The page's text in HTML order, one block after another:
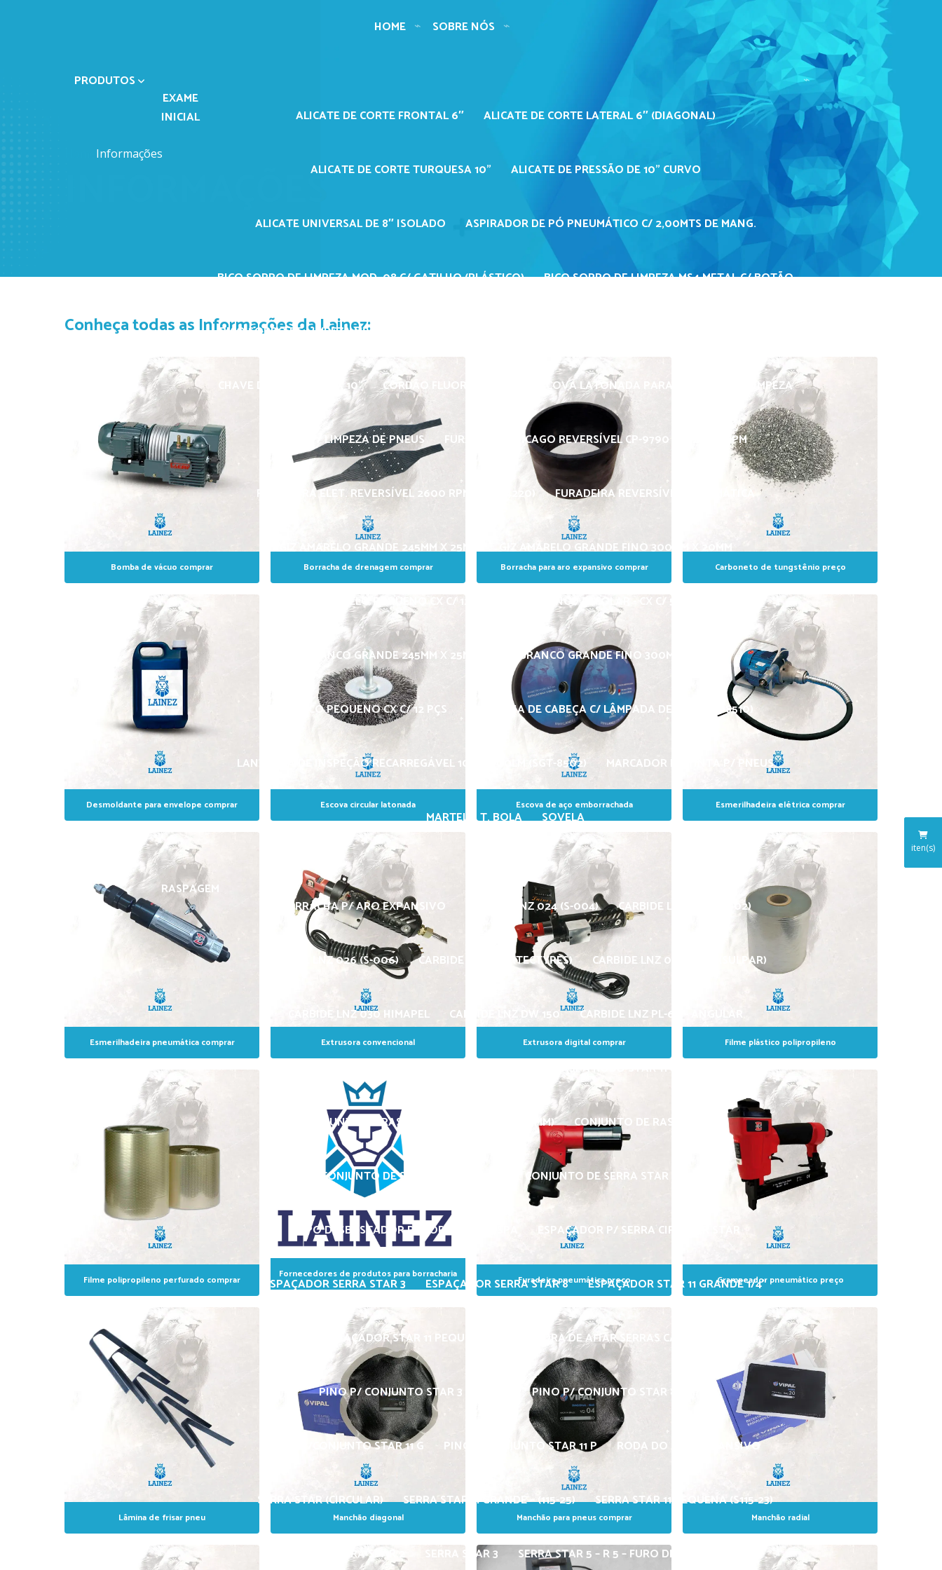
HOME SOBRE NÓS
PRODUTOS
EXAME
INICIAL
ALICATE DE CORTE FRONTAL 6″ ALICATE DE CORTE LATERAL 6″ (DIAGONAL)
ALICATE DE CORTE TURQUESA 10" ALICATE DE PRESSÃO DE 10" CURVO
ALICATE UNIVERSAL DE 8″ ISOLADO ASPIRADOR DE PÓ PNEUMÁTICO C/ 2,00MTS DE MANG.
BICO SOPRO DE LIMPEZA MOD. 08 C/ GATILHO (PLÁSTICO) BICO SOPRO DE LIMPEZA MS4 METAL C/ BOTÃO
BICO SOPRO DE LIMPEZA MS4 METAL C/ BOTÃO (PLÁSTICO)
CHAVE DE FENDA 3/8" X 10" CORDÃO FLUORESCENTE ESCOVA LATONADA PARA MÁQUINA DE LIMPEZA
ESPUMA P/ LIMPEZA DE PNEUS FURADEIRA CHICAGO REVERSÍVEL CP-9790 - C/ 2000 RPM
FURADEIRA ELET. REVERSÍVEL 2600 RPM (PWR-4220) FURADEIRA REVERSÍVEL PNEUMÁTICA
GIZ AMARELO GRANDE 245MM X 25MM GIZ AMARELO GRANDE FINO 300MM X 20MM
GIZ AMARELO PEQUENO CX C/ 12 PÇS GIZ BRANCO ESCOLAR - CX C/ 50 UNID
GIZ BRANCO GRANDE 245MM X 25MM GIZ BRANCO GRANDE FINO 300MM X 20MM
GIZ BRANCO PEQUENO CX C/ 12 PÇS LANTERNA DE CABEÇA C/ LÂMPADA DE LED (SGT-8510)
LANTERNA DE INSPEÇÃO RECARREGÁVEL 10W - 600LM (SGT-8502) MARCADOR DE TINTA P/ PNEUS
MARTELO T. BOLA SOVELA
RASPAGEM
BORRACHA P/ ARO EXPANSIVO
CARBIDE LNZ 024 (S-004) CARBIDE LNZ 025 (S-002)
CARBIDE LNZ 026 (S-006) CARBIDE LNZ 027 (TECTYRES) CARBIDE LNZ 027 RETO (SULPAR)
CARBIDE LNZ 030 HIMAPEL CARBIDE LNZ DW 150 CARBIDE LNZ PL-64 – ANGULAR
CONJUNTO DE RASPA ROBÔ STAR 11 GRANDE
CONJUNTO DE RASPA STAR 3 – FURO DE (32 MM) CONJUNTO DE RASPA STAR 8
CONJUNTO DE SERRA STAR 5 – 1/2″ CONJUNTO DE SERRA STAR 6 – 1/2″
COPO DESBASTADOR P/ TORNO DE RASPA ESPAÇADOR P/ SERRA CIRCULAR STAR
ESPAÇADOR SERRA STAR 3 ESPAÇADOR SERRA STAR 8 ESPAÇADOR STAR 11 GRANDE 1/4”
ESPAÇADOR STAR 11 PEQUENA 1/4” PEDRA DE AFIAR SERRAS C/ CABO
PINO P/ CONJUNTO STAR 3 – Ø 5/16” PINO P/ CONJUNTO STAR 8 Ø 1/4”
PINO P/CONJUNTO STAR 11 G PINO P/CONJUNTO STAR 11 P RODA DO ARO EXPANSIVO
SERRA STAR (CIRCULAR) SERRA STAR 11 GRANDE – (115-25) SERRA STAR 11 PEQUENA (S115-23)
SERRA STAR 2 SERRA STAR 3 SERRA STAR 5 – R 5 – FURO DE 1/2″
iten(s)
Informações
INFORMAÇÕES
Conheça todas as Informações da Lainez:
Bomba de vácuo comprar Borracha de drenagem comprar Borracha para aro expansivo comprar Carboneto de tungstênio preço
Desmoldante para envelope comprar Escova circular latonada Escova de aço emborrachada Esmerilhadeira elétrica comprar
Esmerilhadeira pneumática comprar Extrusora convencional Extrusora digital comprar Filme plástico polipropileno
Filme polipropileno perfurado comprar Fornecedores de produtos para borracharia Furadeira pneumática preço Grampeador pneumático preço
Lâmina de frisar pneu Manchão diagonal Manchão para pneus comprar Manchão radial